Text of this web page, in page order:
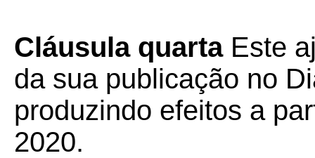
Cláusula quarta Este
da sua publicação no
produzindo efeitos a
2020.